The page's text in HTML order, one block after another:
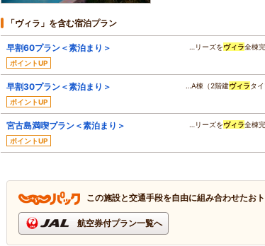
「ヴィラ」を含む宿泊プラン
早割60プラン＜素泊まり＞
ポイントUP
…リーズをヴィラ全棟
早割30プラン＜素泊まり＞
ポイントUP
…A棟（2階建ヴィラタイ
宮古島満喫プラン＜素泊まり＞
ポイントUP
…リーズをヴィラ全棟
この施設と交通手段を自由に組み合わせたお
航空券付プラン一覧へ